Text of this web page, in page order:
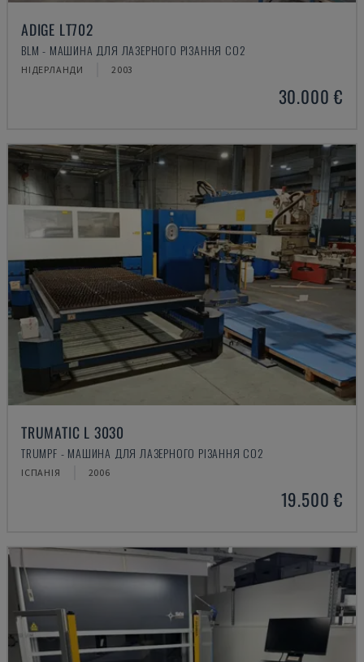
ADIGE LT702
BLM - МАШИНА ДЛЯ ЛАЗЕРНОГО РІЗАННЯ CO2
НІДЕРЛАНДИ 2003
30.000 €
TRUMATIC L 3030
TRUMPF - МАШИНА ДЛЯ ЛАЗЕРНОГО РІЗАННЯ CO2
ІСПАНІЯ 2006
19.500 €